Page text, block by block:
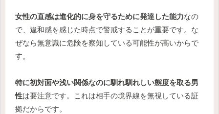
女性の直感は進化的に身を守るために発達した能力なの
で、違和感を感じた時点で警戒することが重要です。な
ぜなら無意識に危険を察知している可能性が高いからで
す。
特に初対面や浅い関係なのに馴れ馴れしい態度を取る男
性は要注意です。これは相手の境界線を無視している証
拠だからです。